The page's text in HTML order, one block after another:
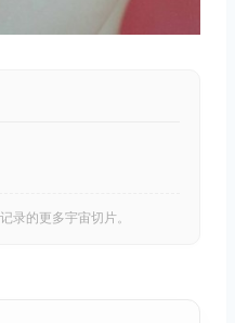
录的更多宇宙切片。